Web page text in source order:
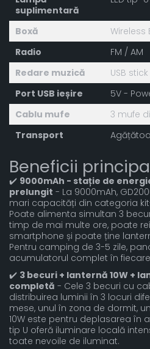
suplimentară
Boxă
Wireless
Radio
FM / AM
Redare muzică
USB
Port USB ieșire
5V -
Cablu mufe
3 mufe
Transport
Beneficii
✔️ 9000mAh - stație de
prelungit - La 9000mAh,
mari capacități din categoria
Poate alimenta simultan 3
timp de mai multe ore, poate
smartphone și poate ține
Pentru camping de 3-5 zile,
acumulatorul complet în fiecare
✔️ 3 becuri + lanternă 10W +
completă - Cele 3 becuri cu
distribuirea luminii în 3 locuri
mese, unul în zona de dormit,
10W este pentru deplasarea în
tip U oferă iluminare locală
toate nevoile de iluminat.